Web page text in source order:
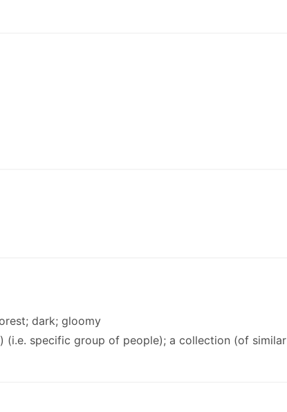
dark; gloomy
specific group of people); a collection (of similar